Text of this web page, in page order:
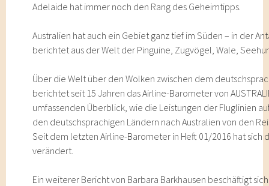
Adelaide hat immer noch den Rang des Geheimtipps.
Australien hat auch ein Gebiet ganz tief im Süden – in der
berichtet aus der Welt der Pinguine, Zugvögel, Wale,
Über die Welt über den Wolken zwischen dem
berichtet seit 15 Jahren das Airline-Barometer von
umfassenden Überblick, wie die Leistungen der Fluglinien
den deutschsprachigen Ländern nach Australien von den
Seit dem letzten Airline-Barometer in Heft 01/2016 hat sich
verändert.
Ein weiterer Bericht von Barbara Barkhausen beschäftigt